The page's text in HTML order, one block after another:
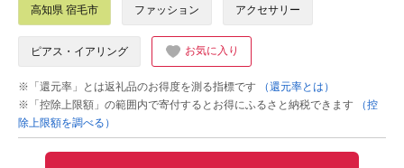
高知県 宿毛市 ファッション アクセサリー
ピアス・イアリング お気に入り
※「還元率」とは返礼品のお得度を測る指標です
（還元率とは）
※「控除上限額」の範囲内で寄付するとお得にふるさと納税できます
（控
除上限額を調べる）